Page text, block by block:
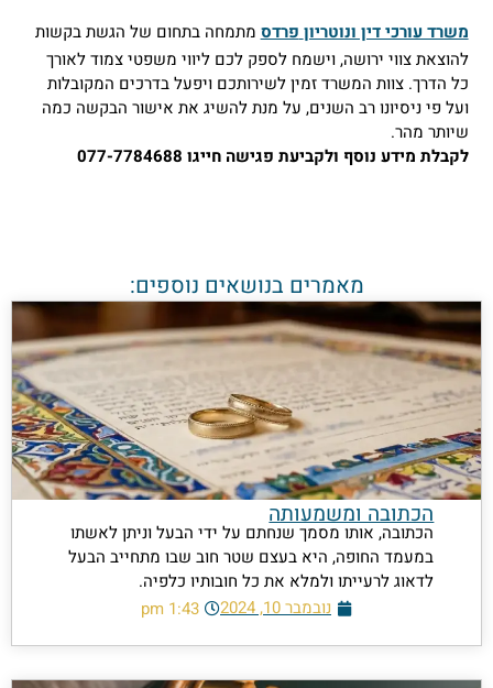
עורכי דין ונוטריון פרדס מתמחה בתחום של הגשת בקשות
צווי ירושה, וישמח לספק לכם ליווי משפטי צמוד לאורך
הדרך. צוות המשרד זמין לשירותכם ויפעל בדרכים המקובלות
פי ניסיונו רב השנים, על מנת להשיג את אישור הבקשה כמה
מהר.
מידע נוסף ולקביעת פגישה חייגו 077-7784688
מאמרים בנושאים נוספים:
הכתובה ומשמעותה
הכתובה, אותו מסמך שנחתם על ידי הבעל וניתן לאשתו
במעמד החופה, היא בעצם שטר חוב שבו מתחייב הבעל
לדאוג לרעייתו ולמלא את כל חובותיו כלפיה.
נובמבר 10, 2024
1:43 pm